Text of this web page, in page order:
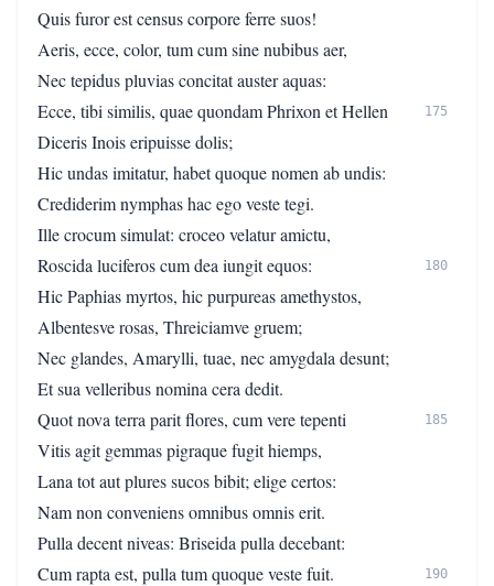
Quis furor est census corpore ferre suos!
Aeris, ecce, color, tum cum sine nubibus aer,
Nec tepidus pluvias concitat auster aquas:
Ecce, tibi similis, quae quondam Phrixon et Hellen
175
Diceris Inois eripuisse dolis;
Hic undas imitatur, habet quoque nomen ab undis:
Crediderim nymphas hac ego veste tegi.
Ille crocum simulat: croceo velatur amictu,
Roscida luciferos cum dea iungit equos:
180
Hic Paphias myrtos, hic purpureas amethystos,
Albentesve rosas, Threiciamve gruem;
Nec glandes, Amarylli, tuae, nec amygdala desunt;
Et sua velleribus nomina cera dedit.
Quot nova terra parit flores, cum vere tepenti
185
Vitis agit gemmas pigraque fugit hiemps,
Lana tot aut plures sucos bibit; elige certos:
Nam non conveniens omnibus omnis erit.
Pulla decent niveas: Briseida pulla decebant:
Cum rapta est, pulla tum quoque veste fuit.
190